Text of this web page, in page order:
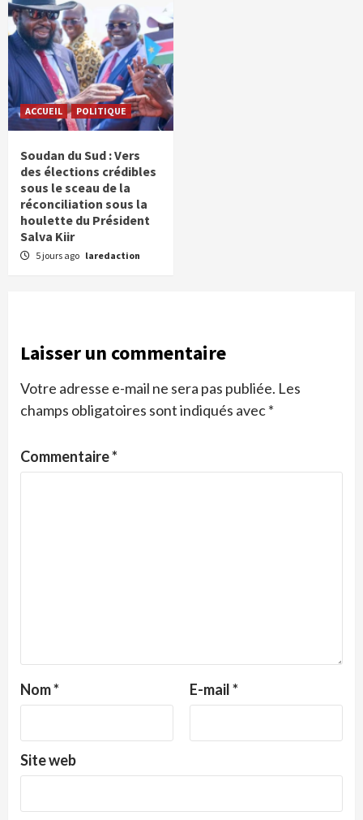
ACCUEIL POLITIQUE
Soudan du Sud : Vers
des élections crédibles
sous le sceau de la
réconciliation sous la
houlette du Président
Salva Kiir
5 jours ago laredaction
Laisser un commentaire
Votre adresse e-mail ne sera pas publiée. Les
champs obligatoires sont indiqués avec*
Commentaire*
Nom* E-mail*
Site web